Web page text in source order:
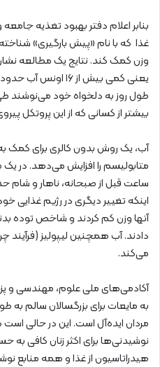
بنابر اعلام دفتر بهبود تغذیه
غذا که با نام «پیش بارگیری»
بیشتر از کسانی که از این پروتکل
آب، یک روش بدون کالری برای
اینکه تغییر دیگری در رژیم غذایی
آنها وزن کم کردند و شاخص توده
دادند. آب همچنین لیپولیز (فرآیند
می‌کند.
آکادمی‌های ملی علوم، مهندسی و
نوشیدنی‌ها برای اکثر زنان کافی به
هیدراتاسیون از غذا و همه منابع